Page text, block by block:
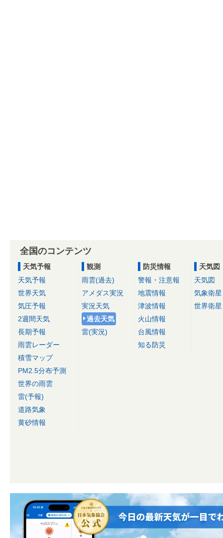
全国のコンテンツ
天気予報
天気予報
世界天気
気圧予報
2週間天気
長期予報
雨雲レーダー
積雪マップ
PM2.5分布予測
世界の雨雲
雷(予報)
道路気象
黄砂情報
観測
雨雲(過去)
アメダス実況
実況天気
過去天気
雷(実況)
防災情報
警報・注意報
地震情報
津波情報
火山情報
台風情報
知る防災
天気図
天気図
気象衛星
世界衛星